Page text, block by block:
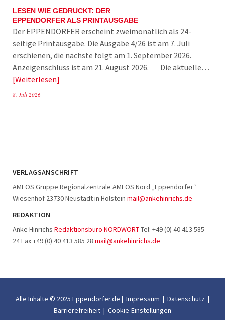
LESEN WIE GEDRUCKT: DER
EPPENDORFER ALS PRINTAUSGABE
Der EPPENDORFER erscheint zweimonatlich als 24-
seitige Printausgabe. Die Ausgabe 4/26 ist am 7. Juli
erschienen, die nächste folgt am 1. September 2026.
Anzeigenschluss ist am 21. August 2026. Die aktuelle…
Weiterlesen
8. Juli 2026
VERLAGSANSCHRIFT
AMEOS Gruppe Regionalzentrale AMEOS Nord „Eppendorfer“
Wiesenhof 23730 Neustadt in Holstein mail@ankehinrichs.de
REDAKTION
Anke Hinrichs Redaktionsbüro NORDWORTTel: +49 (0) 40 413 585
24 Fax +49 (0) 40 413 585 28 mail@ankehinrichs.de
Alle Inhalte © 2025 Eppendorfer.de | Impressum | Datenschutz |
Barrierefreiheit | Cookie-Einstellungen